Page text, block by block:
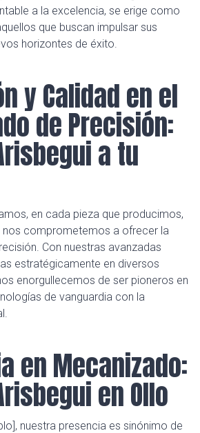
a la excelencia, se erige como
que buscan impulsar sus
horizontes de éxito.
y Calidad en el
de Precisión:
a tu
en cada pieza que producimos,
nos comprometemos a ofrecer la
Con nuestras avanzadas
estratégicamente en diversos
enorgullecemos de ser pioneros en
de vanguardia con la
en Mecanizado:
en Ollo
nuestra presencia es sinónimo de